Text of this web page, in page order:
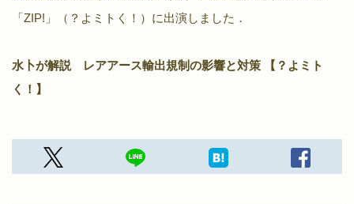
「ZIP!」（？よミトく！）に出演しました．
水卜が解説 レアアース輸出規制の影響と対策 【？よミト
く！】